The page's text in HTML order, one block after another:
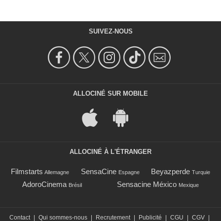
SUIVEZ-NOUS
ALLOCINÉ SUR MOBILE
ALLOCINÉ À L'ÉTRANGER
Filmstarts Allemagne SensaCine Espagne Beyazperde Turquie
AdoroCinema Brésil Sensacine México Mexique
Contact Qui sommes-nous Recrutement Publicité CGU CGV